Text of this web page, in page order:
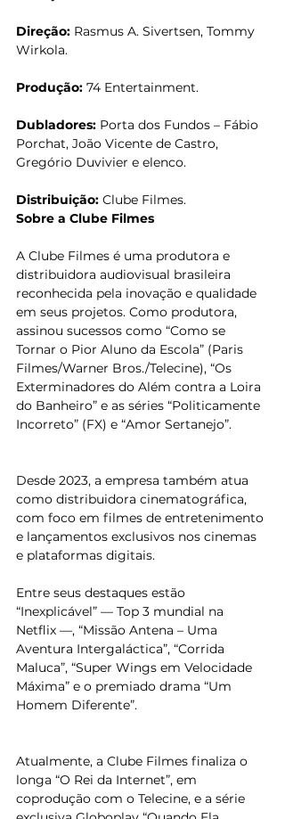
Direção: Rasmus A. Sivertsen, Tommy
Wirkola.
Produção: 74 Entertainment.
Dubladores: Porta dos Fundos – Fábio
Porchat, João Vicente de Castro,
Gregório Duvivier e elenco.
Distribuição: Clube Filmes.
Sobre a Clube Filmes
A Clube Filmes é uma produtora e
distribuidora audiovisual brasileira
reconhecida pela inovação e qualidade
em seus projetos. Como produtora,
assinou sucessos como “Como se
Tornar o Pior Aluno da Escola” (Paris
Filmes/Warner Bros./Telecine), “Os
Exterminadores do Além contra a Loira
do Banheiro” e as séries “Politicamente
Incorreto” (FX) e “Amor Sertanejo”.
Desde 2023, a empresa também atua
como distribuidora cinematográfica,
com foco em filmes de entretenimento
e lançamentos exclusivos nos cinemas
e plataformas digitais.
Entre seus destaques estão
“Inexplicável” — Top 3 mundial na
Netflix —, “Missão Antena – Uma
Aventura Intergaláctica”, “Corrida
Maluca”, “Super Wings em Velocidade
Máxima” e o premiado drama “Um
Homem Diferente”.
Atualmente, a Clube Filmes finaliza o
longa “O Rei da Internet”, em
coprodução com o Telecine, e a série